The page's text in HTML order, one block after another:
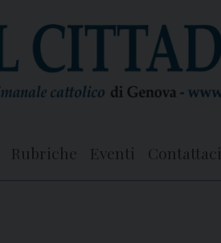
Rubriche Eventi Contattaci